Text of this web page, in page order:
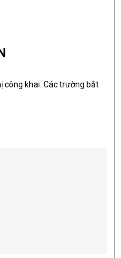
công khai. Các trường bắt